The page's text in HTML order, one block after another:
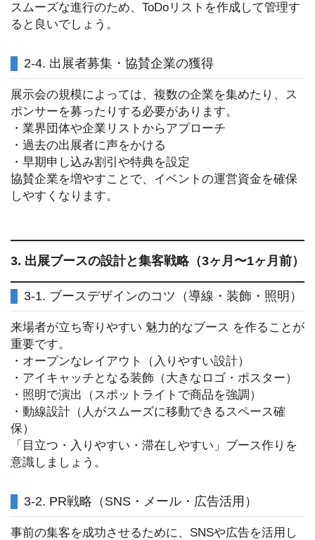
スムーズな進行のため、ToDoリストを作成して管理す
ると良いでしょう。
2-4. 出展者募集・協賛企業の獲得
展示会の規模によっては、複数の企業を集めたり、ス
ポンサーを募ったりする必要があります。
・業界団体や企業リストからアプローチ
・過去の出展者に声をかける
・早期申し込み割引や特典を設定
協賛企業を増やすことで、イベントの運営資金を確保
しやすくなります。
3. 出展ブースの設計と集客戦略（3ヶ月〜1ヶ月前）
3-1. ブースデザインのコツ（導線・装飾・照明）
来場者が立ち寄りやすい 魅力的なブース を作ることが
重要です。
・オープンなレイアウト（入りやすい設計）
・アイキャッチとなる装飾（大きなロゴ・ポスター）
・照明で演出（スポットライトで商品を強調）
・動線設計（人がスムーズに移動できるスペース確
保）
「目立つ・入りやすい・滞在しやすい」ブース作りを
意識しましょう。
3-2. PR戦略（SNS・メール・広告活用）
事前の集客を成功させるために、SNSや広告を活用し